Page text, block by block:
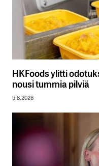
HKFoods ylitti
nousi tummia pilviä
5.8.2026